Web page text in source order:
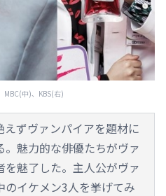
MBC(中)、KBS(右)
ずヴァンパイアを題材に
。魅力的な俳優たちがヴァ
魅了した。主人公がヴァ
のイケメン3人を挙げてみ